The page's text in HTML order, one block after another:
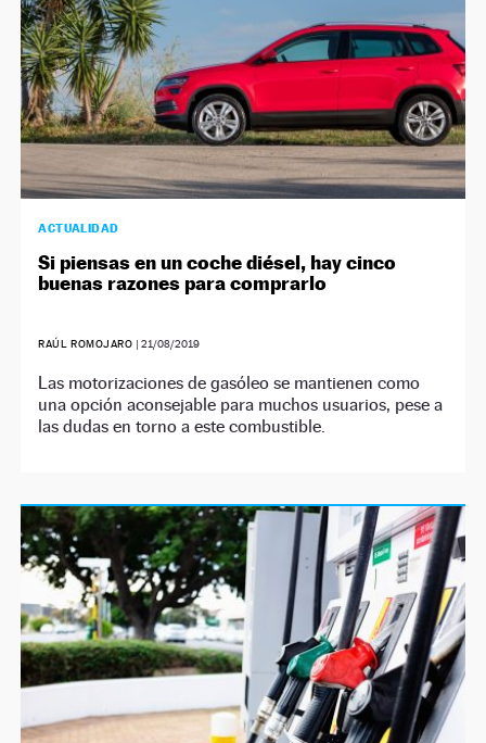
ACTUALIDAD
Si piensas en un coche diésel, hay cinco
buenas razones para comprarlo
RAÚL ROMOJARO | 21/08/2019
Las motorizaciones de gasóleo se mantienen como
una opción aconsejable para muchos usuarios, pese a
las dudas en torno a este combustible.